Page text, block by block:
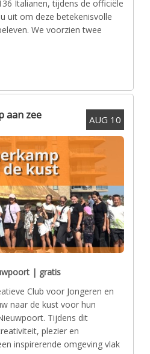
Italianen, tijdens de officiële
uit om deze betekenisvolle
We voorzien twee
AUG 10
aan zee
| gratis
Club voor Jongeren en
naar de kust voor hun
Tijdens dit
plezier en
inspirerende omgeving vlak